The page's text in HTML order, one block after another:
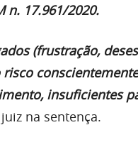
n. 17.961/2020.
(frustração,
insuficientes
na sentença.